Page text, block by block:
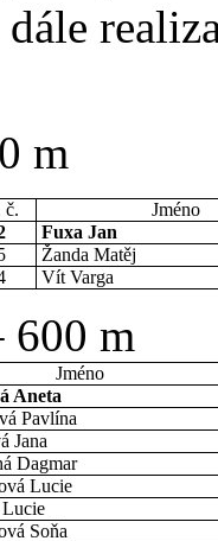
m
č.
Jméno
Fuxa Jan
Žanda Matěj
Vít Varga
600 m
Jméno
Aneta
Pavlína
Jana
Dagmar
Lucie
Soňa